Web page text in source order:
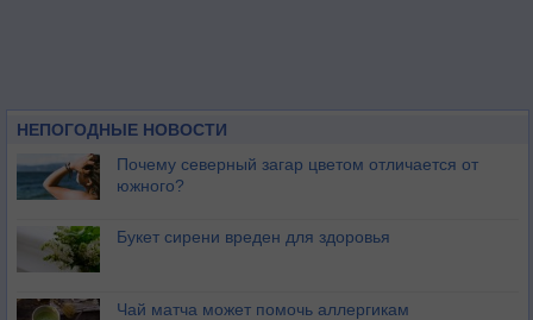
НЕПОГОДНЫЕ НОВОСТИ
Почему северный загар цветом отличается от
южного?
Букет сирени вреден для здоровья
Чай матча может помочь аллергикам